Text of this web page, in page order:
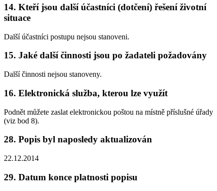
14. Kteří jsou další účastníci (dotčení) řešení životní
situace
Další účastníci postupu nejsou stanoveni.
15. Jaké další činnosti jsou po žadateli požadovány
Další činnosti nejsou stanoveny.
16. Elektronická služba, kterou lze využít
Podnět můžete zaslat elektronickou poštou na místně příslušné úřady
(viz bod 8).
28. Popis byl naposledy aktualizován
22.12.2014
29. Datum konce platnosti popisu